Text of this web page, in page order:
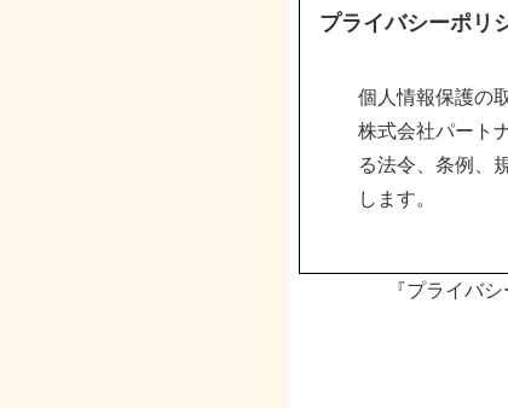
プライバシーポリ
個人情報保護の
株式会社パート
る法令、条例、
します。
『プライバ